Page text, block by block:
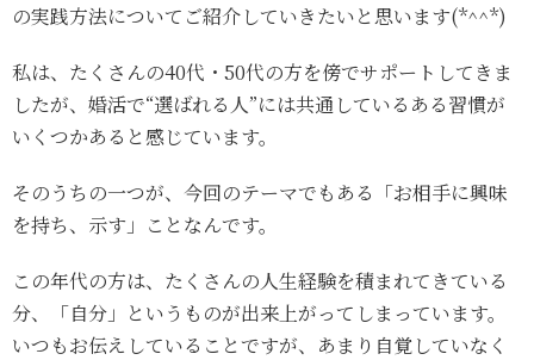
の実践方法についてご紹介していきたいと思います(*^^*)
私は、たくさんの40代・50代の方を傍でサポートしてきま
したが、婚活で“選ばれる人”には共通しているある習慣が
いくつかあると感じています。
そのうちの一つが、今回のテーマでもある「お相手に興味
を持ち、示す」ことなんです。
この年代の方は、たくさんの人生経験を積まれてきている
分、「自分」というものが出来上がってしまっています。
いつもお伝えしていることですが、あまり自覚していなく